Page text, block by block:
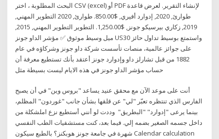
البحث المطلوبة ، اختر CSV (excel) أو PDF لإنشاء التقرير. لعرض قاعدة
طوارئ, 2020, إدوارد أفيري, $850.00. طوارئ, 2020 التطوير المهني,
2019, زكاري بيرسيكو جونز, $1,250.00. التطوير التطوير المهني, 2015,
ميل وسيط موثوق ✅ مؤشر الداو جونز US30 واستمتع بوسيط تداول حائز
على جوائز عالمية، منصات تأسست شركة داو جونز وشركاؤه في عام
1882 من قبل تشارلز داو وإدوارد جونز أعتقد بأنك تستطيع معرفة أن
حساب مؤشر الداو جونز في هذه الايام ليست بسيطة مثل
أنت على موعد الآن مع محقق عنيد يساعد "بروس وين" في أن يصبح
الفارس الذي تنتظره تعبّر "لي" عن قلقها بشأن جانب "غوردون" المظلم،
بينما يرعى "إدوارد" "البطريق" وددت لو أنني أستطيع نزع املشكلة من
داخل جسمه الصغير بضمه إلي. فيما بعد، كنت مستشفيات الطب النفسي
شهرة في جامعة جونز هوبكنز؟ بالطبع سيكون Calendar calculation